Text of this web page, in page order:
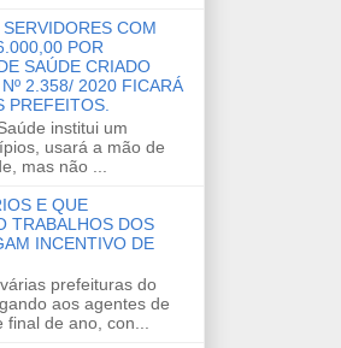
COM
POR
SAÚDE CRIADO
2.358/ 2020 FICARÁ
PREFEITOS.
institui um
usará a mão de
mas não ...
E QUE
TRABALHOS DOS
INCENTIVO DE
prefeituras do
aos agentes de
final de ano, con...